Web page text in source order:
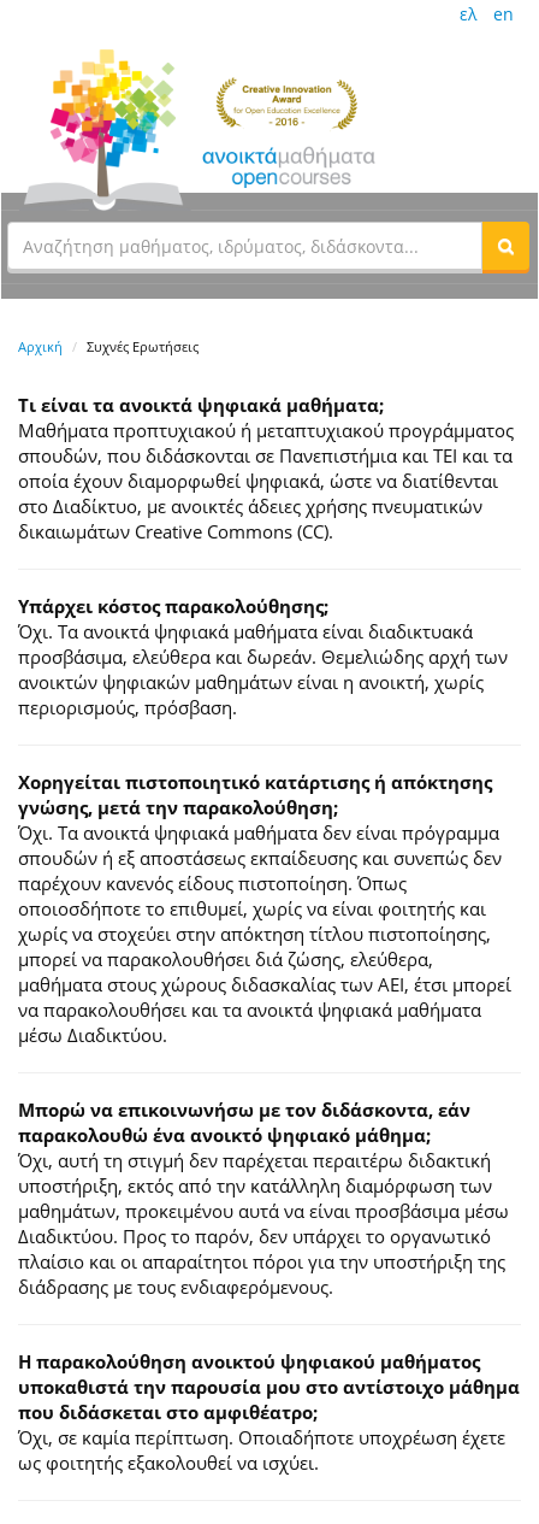
ελ en
Αρχική Συχνές Ερωτήσεις
Τι είναι τα ανοικτά ψηφιακά μαθήματα;
Μαθήματα προπτυχιακού ή μεταπτυχιακού προγράμματος
σπουδών, που διδάσκονται σε Πανεπιστήμια και ΤΕΙ και τα
οποία έχουν διαμορφωθεί ψηφιακά, ώστε να διατίθενται
στο Διαδίκτυο, με ανοικτές άδειες χρήσης πνευματικών
δικαιωμάτων Creative Commons (CC).
Υπάρχει κόστος παρακολούθησης;
Όχι. Τα ανοικτά ψηφιακά μαθήματα είναι διαδικτυακά
προσβάσιμα, ελεύθερα και δωρεάν. Θεμελιώδης αρχή των
ανοικτών ψηφιακών μαθημάτων είναι η ανοικτή, χωρίς
περιορισμούς, πρόσβαση.
Χορηγείται πιστοποιητικό κατάρτισης ή απόκτησης
γνώσης, μετά την παρακολούθηση;
Όχι. Τα ανοικτά ψηφιακά μαθήματα δεν είναι πρόγραμμα
σπουδών ή εξ αποστάσεως εκπαίδευσης και συνεπώς δεν
παρέχουν κανενός είδους πιστοποίηση. Όπως
οποιοσδήποτε το επιθυμεί, χωρίς να είναι φοιτητής και
χωρίς να στοχεύει στην απόκτηση τίτλου πιστοποίησης,
μπορεί να παρακολουθήσει διά ζώσης, ελεύθερα,
μαθήματα στους χώρους διδασκαλίας των ΑΕΙ, έτσι μπορεί
να παρακολουθήσει και τα ανοικτά ψηφιακά μαθήματα
μέσω Διαδικτύου.
Μπορώ να επικοινωνήσω με τον διδάσκοντα, εάν
παρακολουθώ ένα ανοικτό ψηφιακό μάθημα;
Όχι, αυτή τη στιγμή δεν παρέχεται περαιτέρω διδακτική
υποστήριξη, εκτός από την κατάλληλη διαμόρφωση των
μαθημάτων, προκειμένου αυτά να είναι προσβάσιμα μέσω
Διαδικτύου. Προς το παρόν, δεν υπάρχει το οργανωτικό
πλαίσιο και οι απαραίτητοι πόροι για την υποστήριξη της
διάδρασης με τους ενδιαφερόμενους.
Η παρακολούθηση ανοικτού ψηφιακού μαθήματος
υποκαθιστά την παρουσία μου στο αντίστοιχο μάθημα
που διδάσκεται στο αμφιθέατρο;
Όχι, σε καμία περίπτωση. Οποιαδήποτε υποχρέωση έχετε
ως φοιτητής εξακολουθεί να ισχύει.